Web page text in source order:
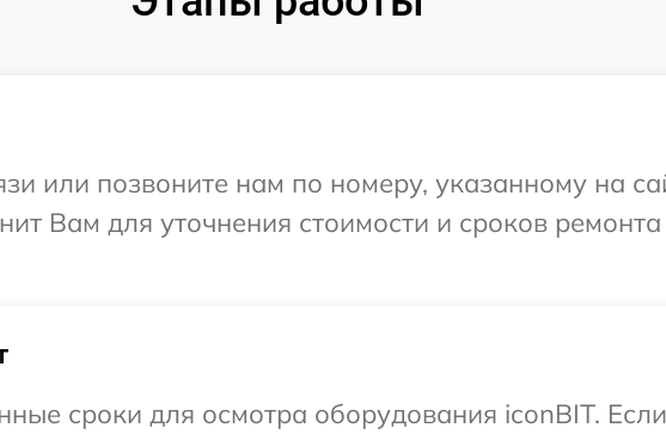
или позвоните нам по номеру, указанному на
Вам для уточнения стоимости и сроков
сроки для осмотра оборудования iconBIT.